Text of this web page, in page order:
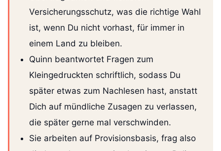
Versicherungsschutz, was die richtige Wahl
ist, wenn Du nicht vorhast, für immer in
einem Land zu bleiben.
Quinn beantwortet Fragen zum
Kleingedruckten schriftlich, sodass Du
später etwas zum Nachlesen hast, anstatt
Dich auf mündliche Zusagen zu verlassen,
die später gerne mal verschwinden.
Sie arbeiten auf Provisionsbasis, frag also